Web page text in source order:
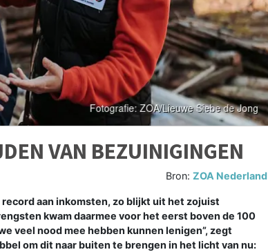
VAN BEZUINIGINGEN
Bron:ZOA Nederland
aan inkomsten, zo blijkt uit het zojuist
kwam daarmee voor het eerst boven de 100
veel nood mee hebben kunnen lenigen”, zegt
om dit naar buiten te brengen in het licht van nu: